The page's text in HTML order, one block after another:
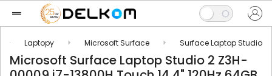
Laptopy Microsoft Surface Surface Laptop Studio
Microsoft Surface Laptop Studio 2 Z3H-